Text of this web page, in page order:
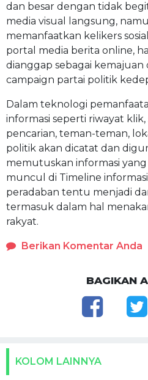
dan besar dengan tidak
media visual langsung,
memanfaatkan kelikers
portal media berita online,
dianggap sebagai kemajuan
campaign partai politik
Dalam teknologi
informasi seperti riwayat
pencarian, teman-teman,
politik akan dicatat dan
memutuskan informasi
muncul di Timeline
peradaban tentu menjadi
termasuk dalam hal
rakyat.
Berikan Komentar Anda
BAGIKAN
KOLOM LAINNYA